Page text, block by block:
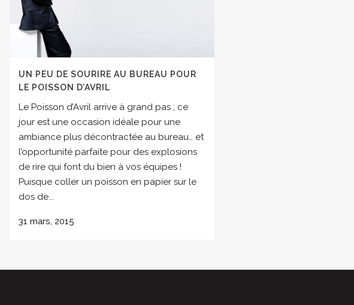
UN PEU DE SOURIRE AU BUREAU POUR
LE POISSON D’AVRIL
Le Poisson d’Avril arrive à grand pas ; ce
jour est une occasion idéale pour une
ambiance plus décontractée au bureau… et
l’opportunité parfaite pour des explosions
de rire qui font du bien à vos équipes !
Puisque coller un poisson en papier sur le
dos de...
31 mars, 2015